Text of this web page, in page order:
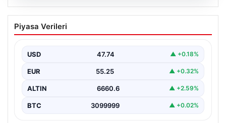
Petrol fiyatları 25 Mayıs: Petrol fiyatları
düştü mü, ne kadar oldu? Brent petrol
Piyasa Verileri
USD 47.74 ▲ +0.18%
EUR 55.25 ▲ +0.32%
ALTIN 6660.6 ▲ +2.59%
BTC 3099999 ▲ +0.02%